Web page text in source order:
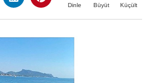
Dinle Büyüt Küçült